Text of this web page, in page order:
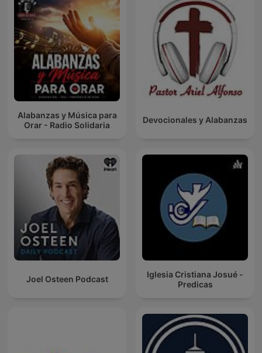
Alabanzas y Música para
Orar - Radio Solidaria
Devocionales y Alabanzas
Joel Osteen Podcast
Iglesia Cristiana Josué -
Predicas